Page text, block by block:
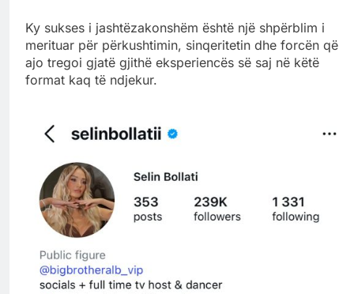
Ky sukses i jashtëzakonshëm është një shpërblim i
merituar për përkushtimin, sinqeritetin dhe forcën që
ajo tregoi gjatë gjithë eksperiencës së saj në këtë
format kaq të ndjekur.